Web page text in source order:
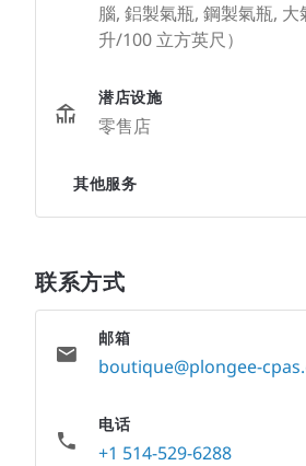
腦, 鋁製氣瓶, 鋼製氣瓶,
升/100 立方英尺）
潜店设施
零售店
其他服务
联系方式
邮箱
boutique@plongee-
电话
+1 514-529-6288